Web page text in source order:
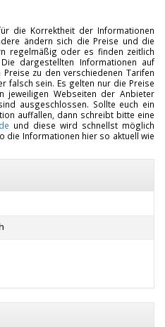
die Korrektheit der Informationen
ändern sich die Preise und die
regelmäßig oder es finden zeitlich
dargestellten Informationen auf
zu den verschiedenen Tarifen
falsch sein. Es gelten nur die Preise
jeweiligen Webseiten der Anbieter
ausgeschlossen. Sollte euch ein
auffallen, dann schreibt bitte eine
und diese wird schnellst möglich
die Informationen hier so aktuell wie